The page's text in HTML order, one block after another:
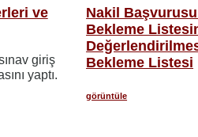
ve
giriş
yaptı.
Nakil
Bekleme
Bekleme Listesi
görüntüle